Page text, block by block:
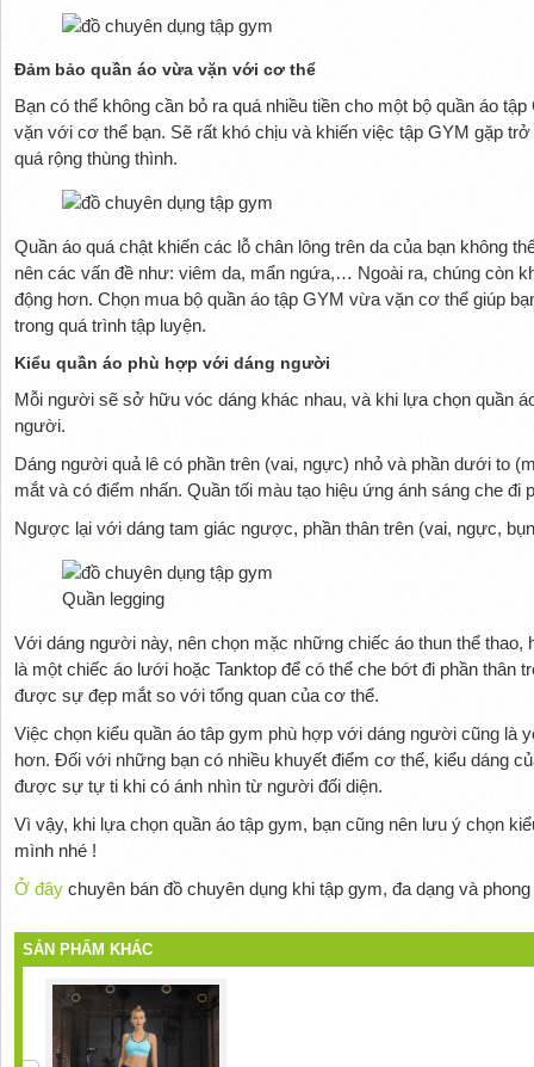
Đảm bảo quần áo vừa vặn với cơ thể
Bạn có thể không cần bỏ ra quá nhiều tiền cho một bộ quần áo
vặn với cơ thể bạn. Sẽ rất khó chịu và khiến việc tập GYM gặp
quá rộng thùng thình.
Quần áo quá chật khiến các lỗ chân lông trên da của bạn không
nên các vấn đề như: viêm da, mẩn ngứa,… Ngoài ra, chúng còn
động hơn. Chọn mua bộ quần áo tập GYM vừa vặn cơ thể giúp
trong quá trình tập luyện.
Kiểu quần áo phù hợp với dáng người
Mỗi người sẽ sở hữu vóc dáng khác nhau, và khi lựa chọn quần
người.
Dáng người quả lê có phần trên (vai, ngực) nhỏ và phần dưới to
mắt và có điểm nhấn. Quần tối màu tạo hiệu ứng ánh sáng che đi
Ngược lại với dáng tam giác ngược, phần thân trên (vai, ngực,
Quần legging
Với dáng người này, nên chọn mặc những chiếc áo thun thể thao,
là một chiếc áo lưới hoặc Tanktop để có thể che bớt đi phần thân
được sự đẹp mắt so với tổng quan của cơ thể.
Việc chọn kiểu quần áo tâp gym phù hợp với dáng người cũng là
hơn. Đối với những bạn có nhiều khuyết điểm cơ thể, kiểu dáng
được sự tự ti khi có ánh nhìn từ người đối diện.
Vì vậy, khi lựa chọn quần áo tập gym, bạn cũng nên lưu ý chọn
mình nhé !
Ở đây chuyên bán đồ chuyên dụng khi tập gym, đa dạng và phong
SẢN PHẨM KHÁC